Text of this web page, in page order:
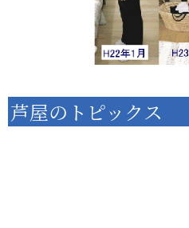
芦屋のトピックス